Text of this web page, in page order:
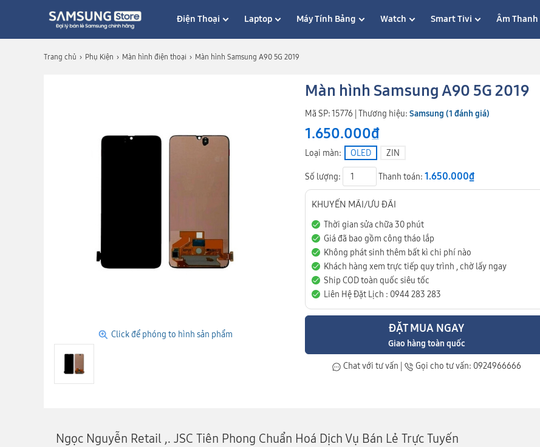
Điện Thoại Laptop Máy Tính Bảng Watch Smart Tivi Âm Thanh
Trang chủ Phụ Kiện Màn hình điện thoại Màn hình Samsung A90 5G 2019
Click để phóng to hình sản phẩm
Màn hình Samsung A90 5G 2019
Mã SP: 15776 | Thương hiệu: Samsung (1 đánh giá)
1.650.000₫
Loại màn: OLED
ZIN
Số lượng:
Thanh toán: 1.650.000₫
KHUYẾN MÃI/ƯU ĐÃI
Thời gian sửa chữa 30 phút
Giá đã bao gồm công tháo lắp
Không phát sinh thêm bất kì chi phí nào
Khách hàng xem trực tiếp quy trình , chờ lấy ngay
Ship COD toàn quốc siêu tốc
Liên Hệ Đặt Lịch : 0944 283 283
ĐẶT MUA NGAY
Giao hàng toàn quốc
Chat với tư vấn | Gọi cho tư vấn: 0924966666
Ngọc Nguyễn Retail ,. JSC Tiên Phong Chuẩn Hoá Dịch Vụ Bán Lẻ Trực Tuyến